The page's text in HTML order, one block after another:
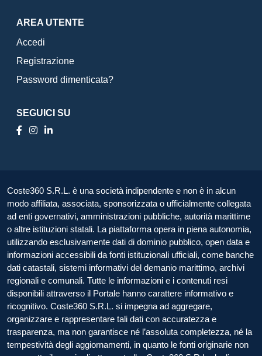
AREA UTENTE
Accedi
Registrazione
Password dimenticata?
SEGUICI SU
Coste360 S.R.L. è una società indipendente e non è in alcun
modo affiliata, associata, sponsorizzata o ufficialmente collegata
ad enti governativi, amministrazioni pubbliche, autorità marittime
o altre istituzioni statali. La piattaforma opera in piena autonomia,
utilizzando esclusivamente dati di dominio pubblico, open data e
informazioni accessibili da fonti istituzionali ufficiali, come banche
dati catastali, sistemi informativi del demanio marittimo, archivi
regionali e comunali. Tutte le informazioni e i contenuti resi
disponibili attraverso il Portale hanno carattere informativo e
ricognitivo. Coste360 S.R.L. si impegna ad aggregare,
organizzare e rappresentare tali dati con accuratezza e
trasparenza, ma non garantisce né l’assoluta completezza, né la
tempestività degli aggiornamenti, in quanto le fonti originarie non